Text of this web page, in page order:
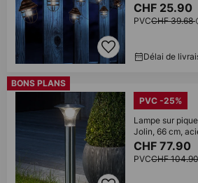
CHF 25.90
PVCCHF 39.68
Délai de
BONS PLANS
PVC -25%
Lampe sur
Jolin, 66 cm,
CHF 77.90
PVCCHF